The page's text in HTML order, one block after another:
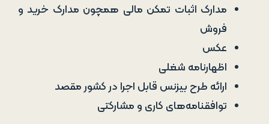
مدارک اثبات تمکن مالی همچون مدارک خرید و
فروش
عکس
اظهارنامه شغلی
ارائه طرح بیزنس قابل اجرا در کشور مقصد
توافقنامه‌های کاری و مشارکتی